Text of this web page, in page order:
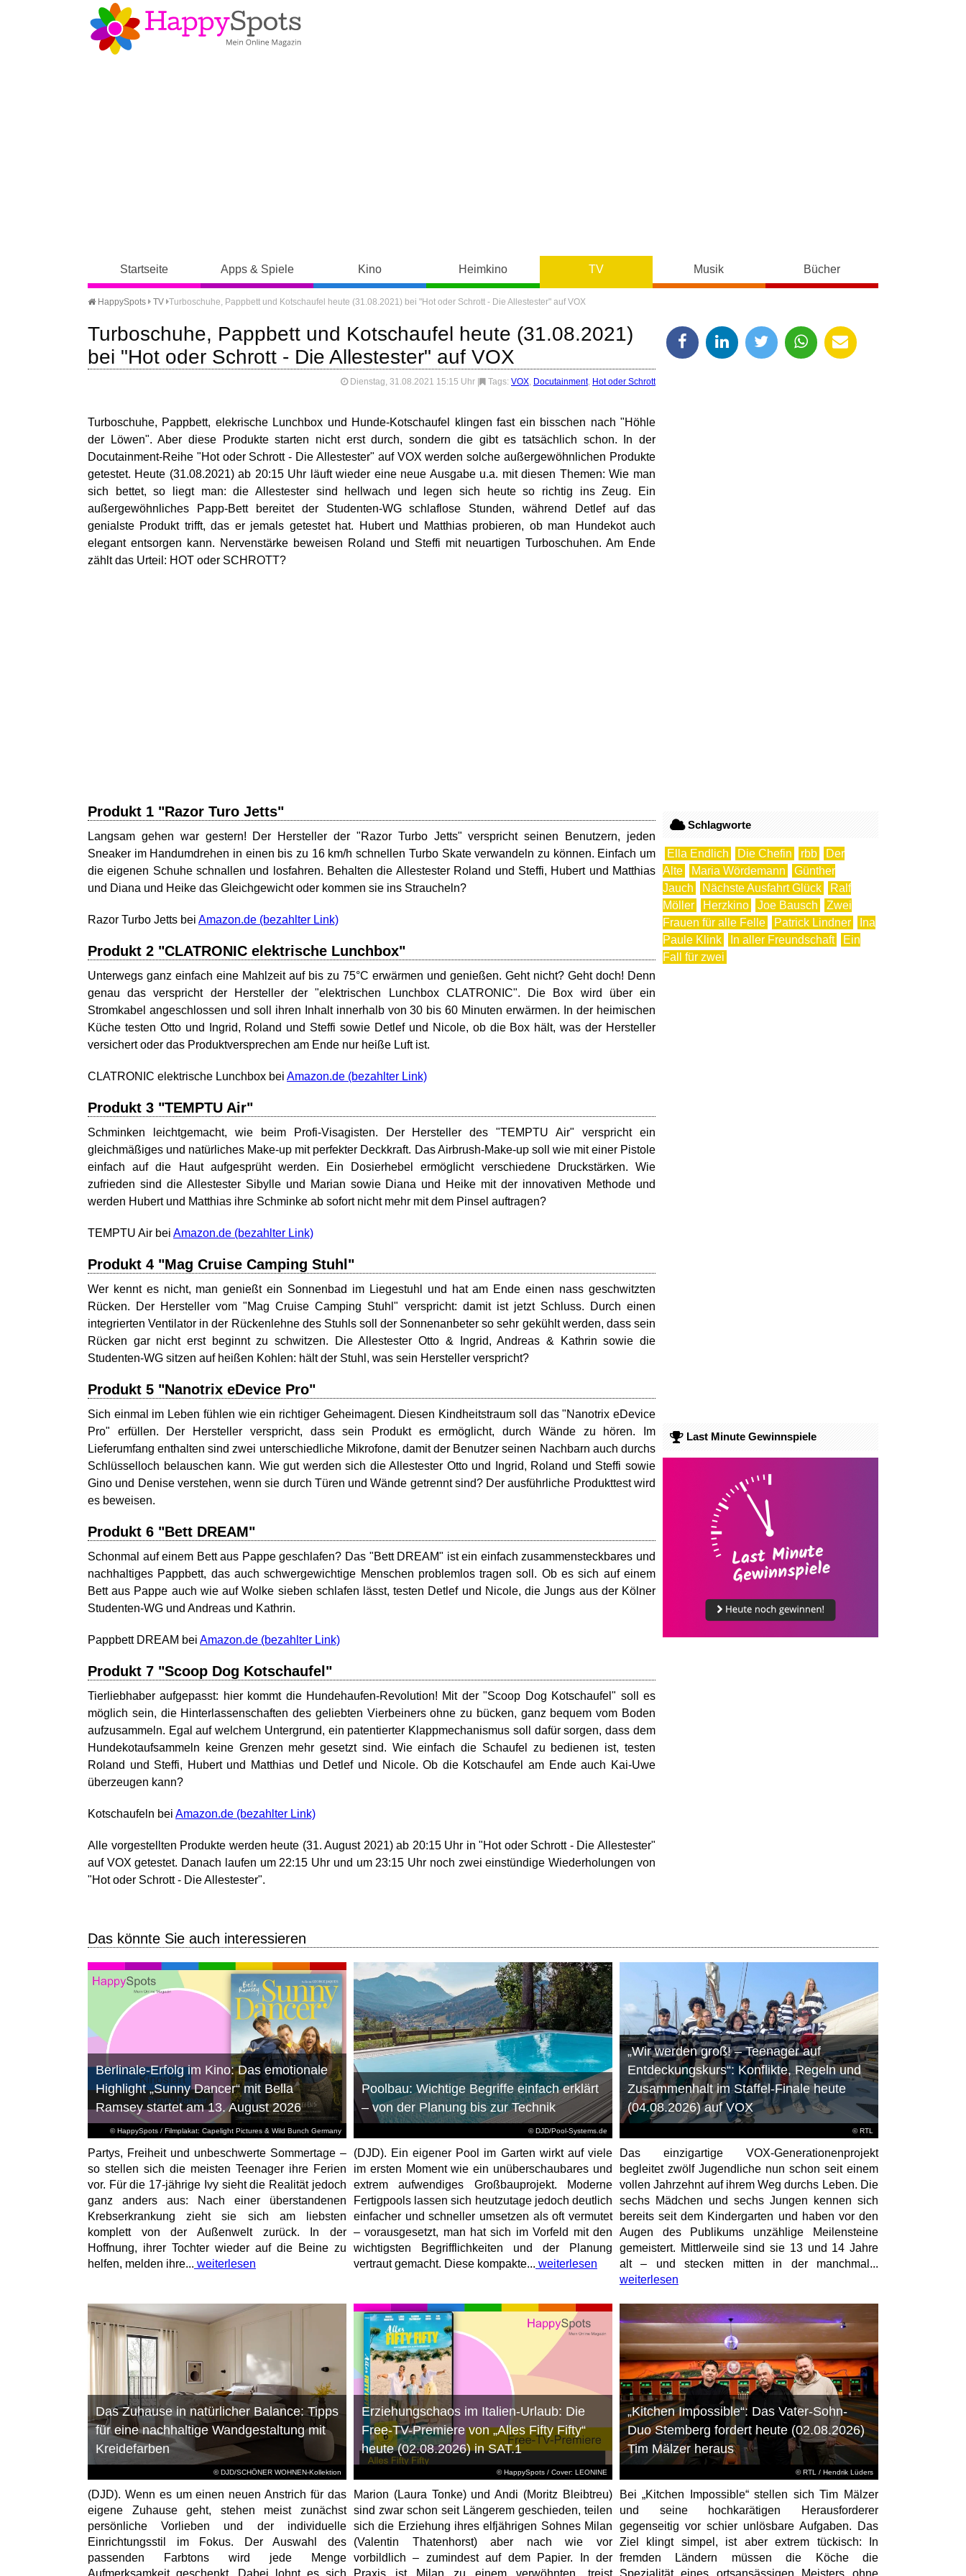
Startseite Apps & Spiele Kino Heimkino TV Musik Bücher
HappySpots TV Turboschuhe, Pappbett und Kotschaufel heute (31.08.2021) bei "Hot oder Schrott - Die Allestester" auf VOX
Turboschuhe, Pappbett und Kotschaufel heute (31.08.2021)
bei "Hot oder Schrott - Die Allestester" auf VOX
Dienstag, 31.08.2021 15:15 Uhr Tags: VOX, Docutainment, Hot oder Schrott
Turboschuhe, Pappbett, elekrische Lunchbox und Hunde-Kotschaufel klingen fast ein bisschen nach "Höhle
der Löwen". Aber diese Produkte starten nicht erst durch, sondern die gibt es tatsächlich schon. In der
Docutainment-Reihe "Hot oder Schrott - Die Allestester" auf VOX werden solche außergewöhnlichen Produkte
getestet. Heute (31.08.2021) ab 20:15 Uhr läuft wieder eine neue Ausgabe u.a. mit diesen Themen: Wie man
sich bettet, so liegt man: die Allestester sind hellwach und legen sich heute so richtig ins Zeug. Ein
außergewöhnliches Papp-Bett bereitet der Studenten-WG schlaflose Stunden, während Detlef auf das
genialste Produkt trifft, das er jemals getestet hat. Hubert und Matthias probieren, ob man Hundekot auch
elegant entsorgen kann. Nervenstärke beweisen Roland und Steffi mit neuartigen Turboschuhen. Am Ende
zählt das Urteil: HOT oder SCHROTT?
Produkt 1 "Razor Turo Jetts"
Langsam gehen war gestern! Der Hersteller der "Razor Turbo Jetts" verspricht seinen Benutzern, jeden
Sneaker im Handumdrehen in einen bis zu 16 km/h schnellen Turbo Skate verwandeln zu können. Einfach um
die eigenen Schuhe schnallen und losfahren. Behalten die Allestester Roland und Steffi, Hubert und Matthias
und Diana und Heike das Gleichgewicht oder kommen sie ins Straucheln?
Razor Turbo Jetts bei Amazon.de
Produkt 2 "CLATRONIC elektrische Lunchbox"
Unterwegs ganz einfach eine Mahlzeit auf bis zu 75°C erwärmen und genießen. Geht nicht? Geht doch! Denn
genau das verspricht der Hersteller der "elektrischen Lunchbox CLATRONIC". Die Box wird über ein
Stromkabel angeschlossen und soll ihren Inhalt innerhalb von 30 bis 60 Minuten erwärmen. In der heimischen
Küche testen Otto und Ingrid, Roland und Steffi sowie Detlef und Nicole, ob die Box hält, was der Hersteller
versichert oder das Produktversprechen am Ende nur heiße Luft ist.
CLATRONIC elektrische Lunchbox bei Amazon.de
Produkt 3 "TEMPTU Air"
Schminken leichtgemacht, wie beim Profi-Visagisten. Der Hersteller des "TEMPTU Air" verspricht ein
gleichmäßiges und natürliches Make-up mit perfekter Deckkraft. Das Airbrush-Make-up soll wie mit einer Pistole
einfach auf die Haut aufgesprüht werden. Ein Dosierhebel ermöglicht verschiedene Druckstärken. Wie
zufrieden sind die Allestester Sibylle und Marian sowie Diana und Heike mit der innovativen Methode und
werden Hubert und Matthias ihre Schminke ab sofort nicht mehr mit dem Pinsel auftragen?
TEMPTU Air bei Amazon.de
Produkt 4 "Mag Cruise Camping Stuhl"
Wer kennt es nicht, man genießt ein Sonnenbad im Liegestuhl und hat am Ende einen nass geschwitzten
Rücken. Der Hersteller vom "Mag Cruise Camping Stuhl" verspricht: damit ist jetzt Schluss. Durch einen
integrierten Ventilator in der Rückenlehne des Stuhls soll der Sonnenanbeter so sehr gekühlt werden, dass sein
Rücken gar nicht erst beginnt zu schwitzen. Die Allestester Otto & Ingrid, Andreas & Kathrin sowie die
Studenten-WG sitzen auf heißen Kohlen: hält der Stuhl, was sein Hersteller verspricht?
Produkt 5 "Nanotrix eDevice Pro"
Sich einmal im Leben fühlen wie ein richtiger Geheimagent. Diesen Kindheitstraum soll das "Nanotrix eDevice
Pro" erfüllen. Der Hersteller verspricht, dass sein Produkt es ermöglicht, durch Wände zu hören. Im
Lieferumfang enthalten sind zwei unterschiedliche Mikrofone, damit der Benutzer seinen Nachbarn auch durchs
Schlüsselloch belauschen kann. Wie gut werden sich die Allestester Otto und Ingrid, Roland und Steffi sowie
Gino und Denise verstehen, wenn sie durch Türen und Wände getrennt sind? Der ausführliche Produkttest wird
es beweisen.
Produkt 6 "Bett DREAM"
Schonmal auf einem Bett aus Pappe geschlafen? Das "Bett DREAM" ist ein einfach zusammensteckbares und
nachhaltiges Pappbett, das auch schwergewichtige Menschen problemlos tragen soll. Ob es sich auf einem
Bett aus Pappe auch wie auf Wolke sieben schlafen lässt, testen Detlef und Nicole, die Jungs aus der Kölner
Studenten-WG und Andreas und Kathrin.
Pappbett DREAM bei Amazon.de
Produkt 7 "Scoop Dog Kotschaufel"
Tierliebhaber aufgepasst: hier kommt die Hundehaufen-Revolution! Mit der "Scoop Dog Kotschaufel" soll es
möglich sein, die Hinterlassenschaften des geliebten Vierbeiners ohne zu bücken, ganz bequem vom Boden
aufzusammeln. Egal auf welchem Untergrund, ein patentierter Klappmechanismus soll dafür sorgen, dass dem
Hundekotaufsammeln keine Grenzen mehr gesetzt sind. Wie einfach die Schaufel zu bedienen ist, testen
Roland und Steffi, Hubert und Matthias und Detlef und Nicole. Ob die Kotschaufel am Ende auch Kai-Uwe
überzeugen kann?
Kotschaufeln bei Amazon.de
Alle vorgestellten Produkte werden heute (31. August 2021) ab 20:15 Uhr in "Hot oder Schrott - Die Allestester"
auf VOX getestet. Danach laufen um 22:15 Uhr und um 23:15 Uhr noch zwei einstündige Wiederholungen von
"Hot oder Schrott - Die Allestester".
Schlagworte
Ella Endlich Die Chefin rbb
Der
Alte
Maria Wördemann
Günther
Jauch
Nächste Ausfahrt Glück
Ralf
Möller
Herzkino Joe Bausch
Zwei
Frauen für alle Felle
Patrick Lindner
Ina
Paule Klink
In aller Freundschaft
Ein
Fall für zwei
Last Minute Gewinnspiele
Das könnte Sie auch interessieren
© HappySpots / Filmplakat: Capelight Pictures & Wild Bunch Germany
Berlinale-Erfolg im Kino: Das emotionale
Highlight „Sunny Dancer“ mit Bella
Ramsey startet am 13. August 2026
Partys, Freiheit und unbeschwerte Sommertage –
so stellen sich die meisten Teenager ihre Ferien
vor. Für die 17-jährige Ivy sieht die Realität jedoch
ganz anders aus: Nach einer überstandenen
Krebserkrankung zieht sie sich am liebsten
komplett von der Außenwelt zurück. In der
Hoffnung, ihrer Tochter wieder auf die Beine zu
helfen, melden ihre... weiterlesen
© DJD/Pool-Systems.de
Poolbau: Wichtige Begriffe einfach erklärt
– von der Planung bis zur Technik
(DJD). Ein eigener Pool im Garten wirkt auf viele
im ersten Moment wie ein unüberschaubares und
extrem aufwendiges Großbauprojekt. Moderne
Fertigpools lassen sich heutzutage jedoch deutlich
einfacher und schneller umsetzen als oft vermutet
– vorausgesetzt, man hat sich im Vorfeld mit den
wichtigsten Begrifflichkeiten und der Planung
vertraut gemacht. Diese kompakte... weiterlesen
©RTL
„Wir werden groß! – Teenager auf
Entdeckungskurs“: Konflikte, Regeln und
Zusammenhalt im Staffel-Finale heute
(04.08.2026) auf VOX
Das einzigartige VOX-Generationenprojekt
begleitet zwölf Jugendliche nun schon seit einem
vollen Jahrzehnt auf ihrem Weg durchs Leben. Die
sechs Mädchen und sechs Jungen kennen sich
bereits seit dem Kindergarten und haben vor den
Augen des Publikums unzählige Meilensteine
gemeistert. Mittlerweile sind sie 13 und 14 Jahre
alt – und stecken mitten in der manchmal...
weiterlesen
© DJD/SCHÖNER WOHNEN-Kollektion
Das Zuhause in natürlicher Balance: Tipps
für eine nachhaltige Wandgestaltung mit
Kreidefarben
(DJD). Wenn es um einen neuen Anstrich für das
eigene Zuhause geht, stehen meist zunächst
persönliche Vorlieben und der individuelle
Einrichtungsstil im Fokus. Der Auswahl des
passenden Farbtons wird jede Menge
Aufmerksamkeit geschenkt. Dabei lohnt es sich
© HappySpots / Cover: LEONINE
Erziehungschaos im Italien-Urlaub: Die
Free-TV-Premiere von „Alles Fifty Fifty“
heute (02.08.2026) in SAT.1
Marion (Laura Tonke) und Andi (Moritz Bleibtreu)
sind zwar schon seit Längerem geschieden, teilen
sich die Erziehung ihres elfjährigen Sohnes Milan
(Valentin Thatenhorst) aber nach wie vor
vorbildlich – zumindest auf dem Papier. In der
Praxis ist Milan zu einem verwöhnten, treist
©RTL / Hendrik Lüders
„Kitchen Impossible“: Das Vater-Sohn-
Duo Stemberg fordert heute (02.08.2026)
Tim Mälzer heraus
Bei „Kitchen Impossible“ stellen sich Tim Mälzer
und seine hochkarätigen Herausforderer
gegenseitig vor schier unlösbare Aufgaben. Das
Ziel klingt simpel, ist aber extrem tückisch: In
fremden Ländern müssen die Köche die
Spezialität eines ortsansässigen Meisters ohne